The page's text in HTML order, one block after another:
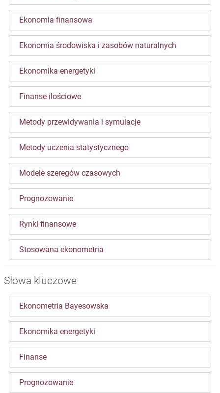
Ekonomia finansowa
Ekonomia środowiska i zasobów naturalnych
Ekonomika energetyki
Finanse ilościowe
Metody przewidywania i symulacje
Metody uczenia statystycznego
Modele szeregów czasowych
Prognozowanie
Rynki finansowe
Stosowana ekonometria
Słowa kluczowe
Ekonometria Bayesowska
Ekonomika energetyki
Finanse
Prognozowanie